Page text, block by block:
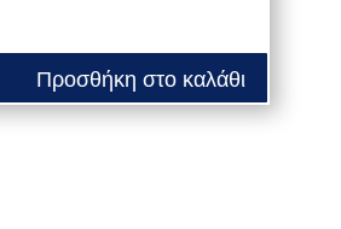
Προσθήκη στο καλάθι